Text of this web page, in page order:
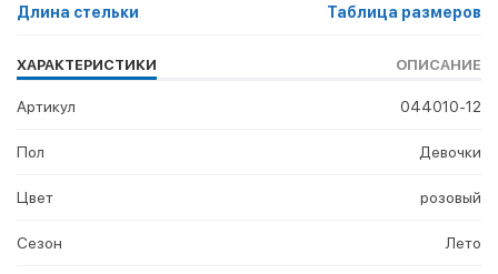
Длина стельки Таблица размеров
ХАРАКТЕРИСТИКИ ОПИСАНИЕ
Артикул 044010-12
Пол Девочки
Цвет розовый
Сезон Лето